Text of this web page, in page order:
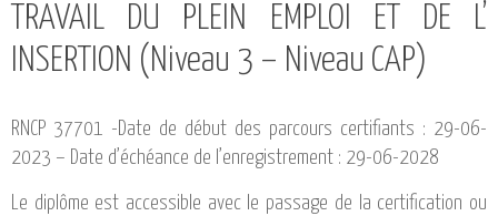
TRAVAIL DU PLEIN EMPLOI ET DE L’
INSERTION (Niveau 3 – Niveau CAP)
RNCP 37701 -Date de début des parcours certifiants : 29-06-
2023 – Date d’échéance de l’enregistrement : 29-06-2028
Le diplôme est accessible avec le passage de la certification ou